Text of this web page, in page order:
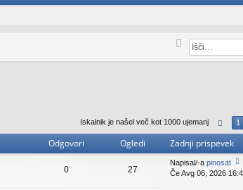
Iskalnik je našel več kot 1000 ujemanj 1
Odgovori Ogledi Zadnji prispevek
0 27
Napisal/-a pinosat
o
Če Avg 06, 2026